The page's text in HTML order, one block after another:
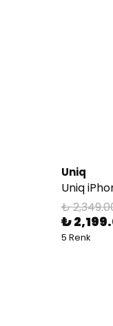
Uniq
Uniq
₺
₺
5 Renk